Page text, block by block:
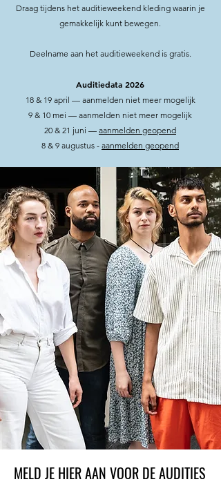
Draag tijdens het auditieweekend kleding waarin je
gemakkelijk kunt bewegen.
Deelname aan het auditieweekend is gratis.
Auditiedata 2026
18 & 19 april — aanmelden niet meer mogelijk
9 & 10 mei — aanmelden niet meer mogelijk
20 & 21 juni — aanmelden geopend
8 & 9 augustus - aanmelden geopend
MELD JE HIER AAN VOOR DE AUDITIES